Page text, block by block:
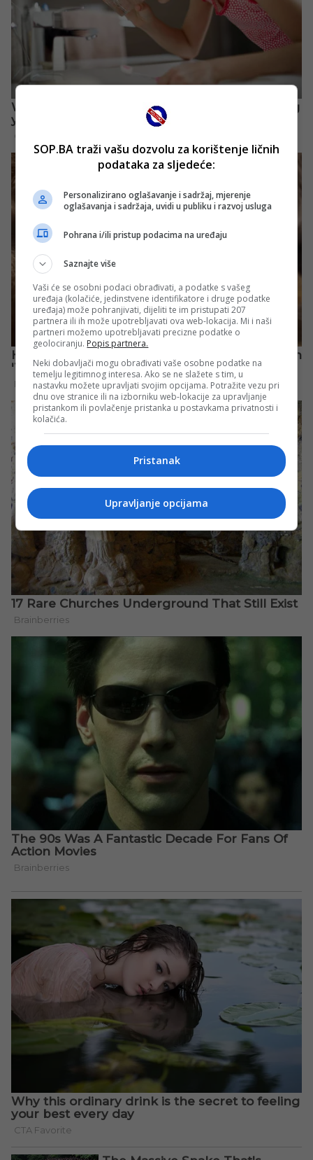
SOP.BA traži vašu dozvolu za korištenje ličnih
podataka za sljedeće:
Personalizirano oglašavanje i sadržaj, mjerenje
oglašavanja i sadržaja, uvidi u publiku i razvoj usluga
Pohrana i/ili pristup podacima na uređaju
Saznajte više
Vaši će se osobni podaci obrađivati, a podatke s vašeg
uređaja (kolačiće, jedinstvene identifikatore i druge podatke
uređaja) može pohranjivati, dijeliti te im pristupati 207
partnera ili ih može upotrebljavati ova web-lokacija. Mi i naši
partneri možemo upotrebljavati precizne podatke o
geolociranju. Popis partnera.
Neki dobavljači mogu obrađivati vaše osobne podatke na
temelju legitimnog interesa. Ako se ne slažete s tim, u
nastavku možete upravljati svojim opcijama. Potražite vezu pri
dnu ove stranice ili na izborniku web-lokacije za upravljanje
pristankom ili povlačenje pristanka u postavkama privatnosti i
kolačića.
Pristanak
Upravljanje opcijama